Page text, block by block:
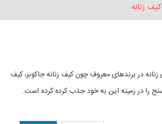
کیف زنانه
در برندهای معروف چون کیف زنانه جاکوبز، کیف
را در زمینه این به خود جذب کرده کرده است.